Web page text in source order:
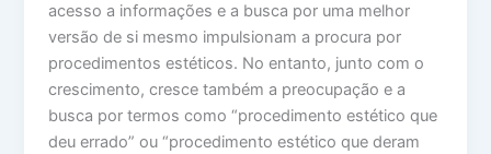
acesso a informações e a busca por uma melhor
versão de si mesmo impulsionam a procura por
procedimentos estéticos. No entanto, junto com o
crescimento, cresce também a preocupação e a
busca por termos como “procedimento estético que
deu errado” ou “procedimento estético que deram